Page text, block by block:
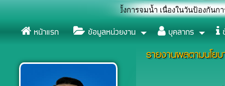
แสดงสัญลักษณ์หยุดยั้งการจมน้ำ เนื่องในวันป้องกันการจมน้ำโลก
หน้าแรก ข้อมูลหน่วยงาน บุคลากร
รายงานผลตามนโย